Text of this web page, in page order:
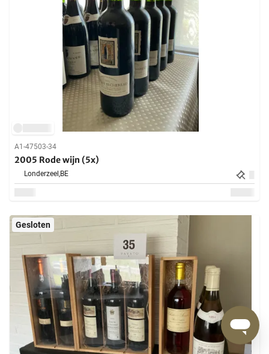
A1-47503-34
2005 Rode wijn (5x)
Londerzeel,BE
Gesloten